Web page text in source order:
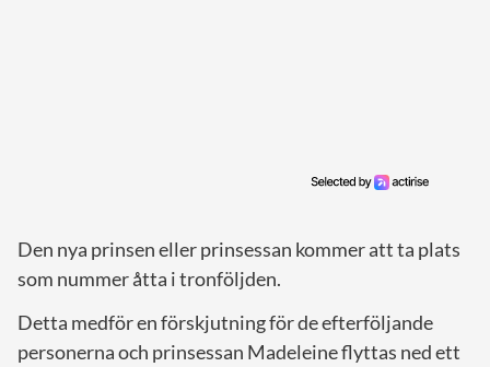
Den nya prinsen eller prinsessan kommer att ta plats
som nummer åtta i tronföljden.
Detta medför en förskjutning för de efterföljande
personerna och prinsessan Madeleine flyttas ned ett